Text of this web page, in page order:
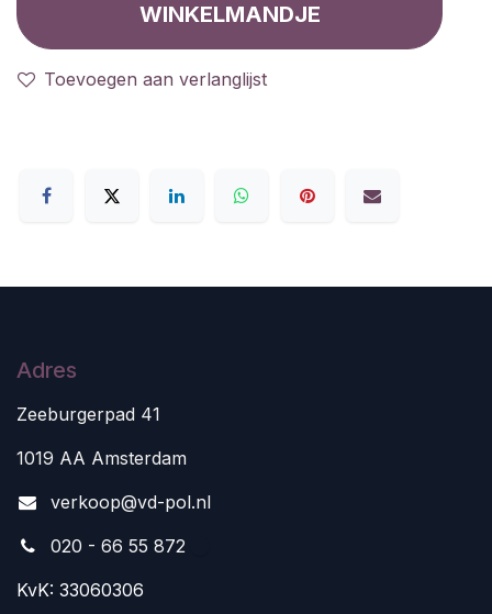
WINKELMANDJE
Toevoegen aan verlanglijst
Adres
Zeeburgerpad 41
1019 AA Amsterdam
verkoop@vd-pol.nl
020 - 66 55 872
KvK: 33060306